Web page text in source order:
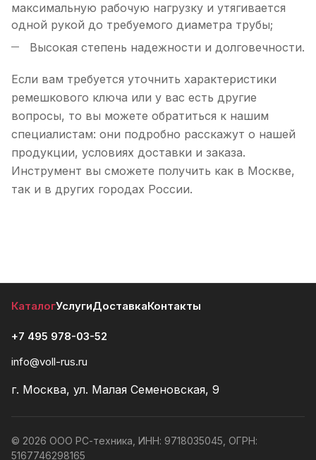
максимальную рабочую нагрузку и утягивается
одной рукой до требуемого диаметра трубы;
Высокая степень надежности и долговечности.
Если вам требуется уточнить характеристики
ремешкового ключа или у вас есть другие
вопросы, то вы можете обратиться к нашим
специалистам: они подробно расскажут о нашей
продукции, условиях доставки и заказа.
Инструмент вы сможете получить как в Москве,
так и в других городах России.
КаталогУслугиДоставкаКонтакты
+7 495 978-03-52
info@voll-rus.ru
г. Москва, ул. Малая Семеновская, 9
© 2026 ООО РС-техника, ИНН: 9718035045, ОГРН:
5167746298165